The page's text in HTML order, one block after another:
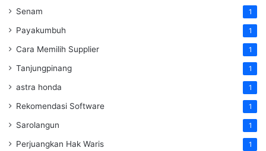
Senam 1
Payakumbuh 1
Cara Memilih Supplier 1
Tanjungpinang 1
astra honda 1
Rekomendasi Software 1
Sarolangun 1
Perjuangkan Hak Waris 1